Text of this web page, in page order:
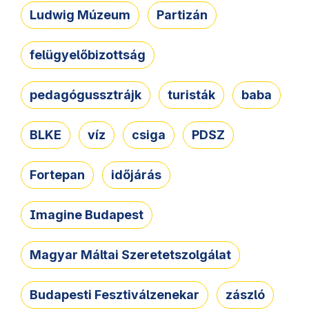
Ludwig Múzeum Partizán
felügyelőbizottság
pedagógussztrájk turisták baba
BLKE víz csiga PDSZ
Fortepan időjárás
Imagine Budapest
Magyar Máltai Szeretetszolgálat
Budapesti Fesztiválzenekar zászló